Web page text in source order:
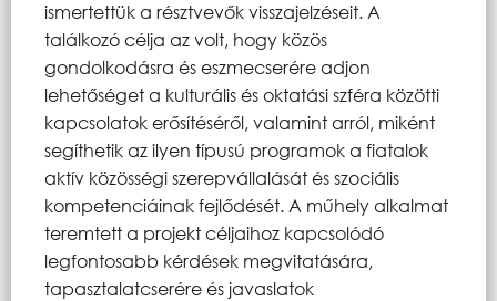
ismertettük a résztvevők visszajelzéseit. A
találkozó célja az volt, hogy közös
gondolkodásra és eszmecserére adjon
lehetőséget a kulturális és oktatási szféra közötti
kapcsolatok erősítéséről, valamint arról, miként
segíthetik az ilyen típusú programok a fiatalok
aktív közösségi szerepvállalását és szociális
kompetenciáinak fejlődését. A műhely alkalmat
teremtett a projekt céljaihoz kapcsolódó
legfontosabb kérdések megvitatására,
tapasztalatcserére és javaslatok